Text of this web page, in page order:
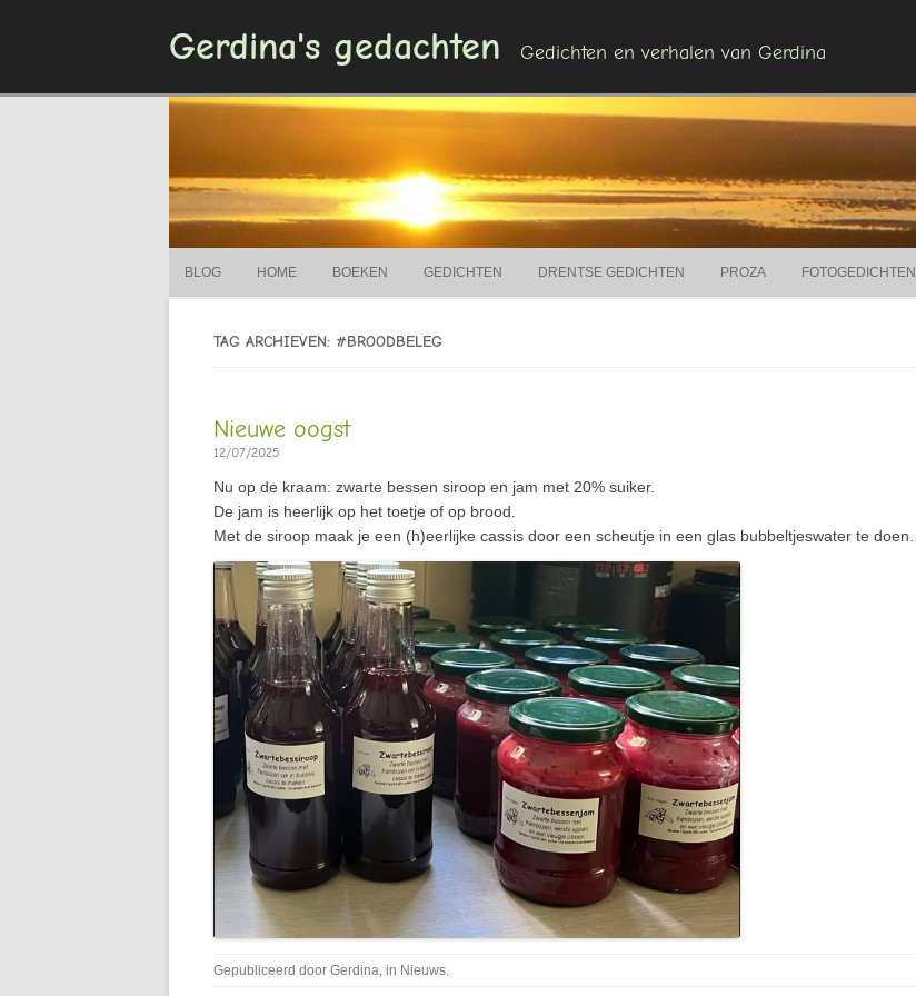
Gerdina's gedachten Gedichten en verhalen van Gerdina
BLOG HOME BOEKEN GEDICHTEN DRENTSE GEDICHTEN PROZA FOTOGEDICHTEN
TAG ARCHIEVEN: #BROODBELEG
Nieuwe oogst
12/07/2025
Nu op de kraam: zwarte bessen siroop en jam met 20% suiker.
De jam is heerlijk op het toetje of op brood.
Met de siroop maak je een (h)eerlijke cassis door een scheutje in een glas bubbeltjeswater te doen.
Gepubliceerd door Gerdina, in Nieuws.